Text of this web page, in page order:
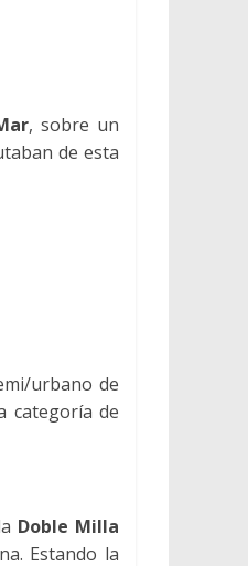
, sobre un
de esta
urbano de
categoría de
Doble Milla
Estando la